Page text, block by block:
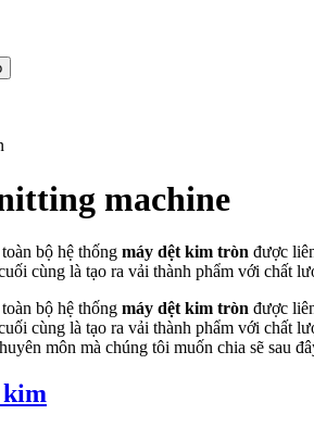
machine
toàn bộ hệ thống máy dệt kim tròn được
cùng là tạo ra vải thành phẩm với chất
toàn bộ hệ thống máy dệt kim tròn được
cùng là tạo ra vải thành phẩm với chất
môn mà chúng tôi muốn chia sẽ sau
kim